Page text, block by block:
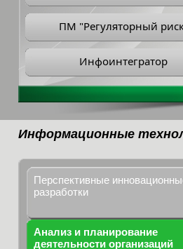
ПМ "Регуляторный
Инфоинтегратор
Информационные
Перспективные
разработки
Анализ и планирование
деятельности организаций